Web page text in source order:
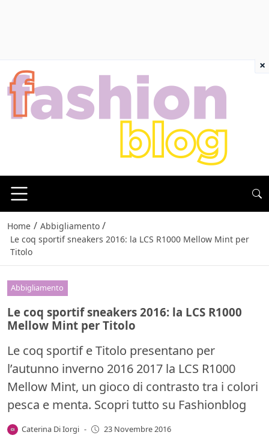
Home / Abbigliamento /
Le coq sportif sneakers 2016: la LCS R1000 Mellow Mint per
Titolo
Abbigliamento
Le coq sportif sneakers 2016: la LCS R1000
Mellow Mint per Titolo
Le coq sportif e Titolo presentano per
l’autunno inverno 2016 2017 la LCS R1000
Mellow Mint, un gioco di contrasto tra i colori
pesca e menta. Scopri tutto su Fashionblog
Caterina Di Iorgi - 23 Novembre 2016
×